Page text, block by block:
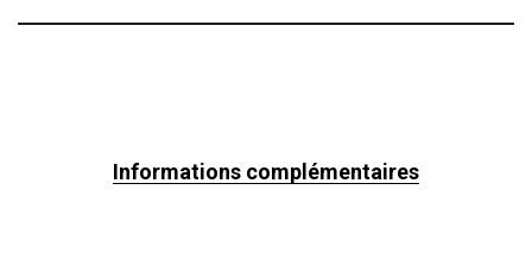
Informations complémentaires